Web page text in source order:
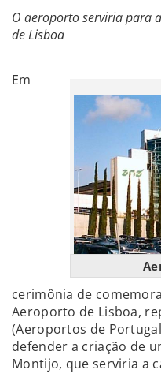
O aeroporto serviria para
de Lisboa
Em
cerimônia de
Aeroporto de Lisboa,
(Aeroportos de
defender a criação de
Montijo, que serviria a